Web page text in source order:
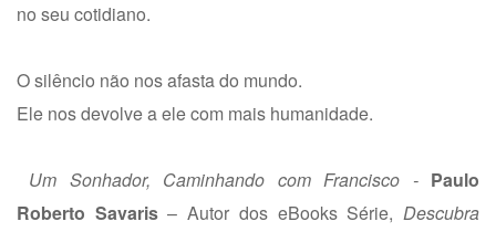
no seu cotidiano.
O silêncio não nos afasta do mundo.
Ele nos devolve a ele com mais humanidade.
Um Sonhador, Caminhando com Francisco - Paulo
Roberto Savaris– Autor dos eBooks Série,Descubra